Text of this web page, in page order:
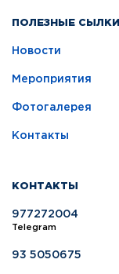
ПОЛЕЗНЫЕ СЫЛКИ
Новости
Мероприятия
Фотогалерея
Контакты
КОНТАКТЫ
977272004
Telegram
93 5050675